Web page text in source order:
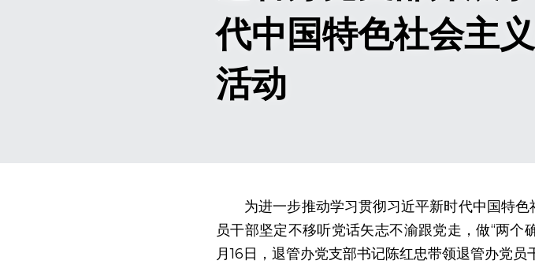
代中国特色社会主
活动
为进一步推动学习贯彻习近平新时代中国特色
员干部坚定不移听党话矢志不渝跟党走，做“两个
月16日，退管办党支部书记陈红忠带领退管办党